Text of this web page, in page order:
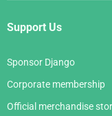
Support Us
Sponsor Django
Corporate membership
Official merchandise